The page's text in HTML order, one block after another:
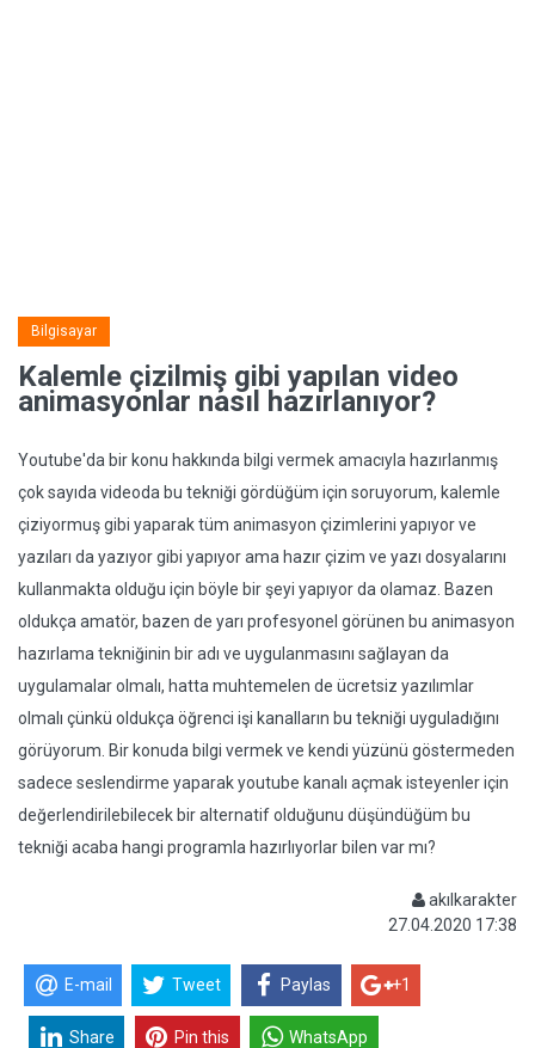
Bilgisayar
Kalemle çizilmiş gibi yapılan video
animasyonlar nasıl hazırlanıyor?
Youtube'da bir konu hakkında bilgi vermek amacıyla hazırlanmış
çok sayıda videoda bu tekniği gördüğüm için soruyorum, kalemle
çiziyormuş gibi yaparak tüm animasyon çizimlerini yapıyor ve
yazıları da yazıyor gibi yapıyor ama hazır çizim ve yazı dosyalarını
kullanmakta olduğu için böyle bir şeyi yapıyor da olamaz. Bazen
oldukça amatör, bazen de yarı profesyonel görünen bu animasyon
hazırlama tekniğinin bir adı ve uygulanmasını sağlayan da
uygulamalar olmalı, hatta muhtemelen de ücretsiz yazılımlar
olmalı çünkü oldukça öğrenci işi kanalların bu tekniği uyguladığını
görüyorum. Bir konuda bilgi vermek ve kendi yüzünü göstermeden
sadece seslendirme yaparak youtube kanalı açmak isteyenler için
değerlendirilebilecek bir alternatif olduğunu düşündüğüm bu
tekniği acaba hangi programla hazırlıyorlar bilen var mı?
akılkarakter
27.04.2020 17:38
E-mail Tweet Paylas +1
Share Pin this WhatsApp